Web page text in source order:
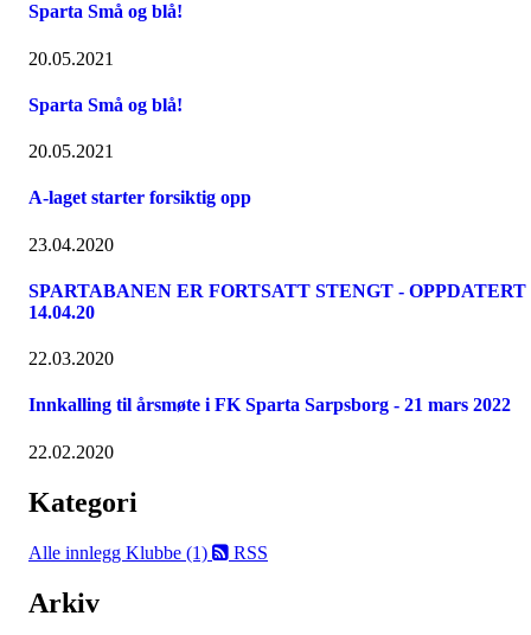
Sparta Små og blå!
20.05.2021
Sparta Små og blå!
20.05.2021
A-laget starter forsiktig opp
23.04.2020
SPARTABANEN ER FORTSATT STENGT - OPPDATERT
14.04.20
22.03.2020
Innkalling til årsmøte i FK Sparta Sarpsborg - 21 mars 2022
22.02.2020
Kategori
Alle innlegg Klubbe (1) RSS
Arkiv